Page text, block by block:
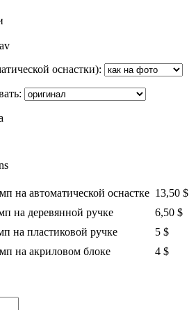
оснастки):
:
на автоматической оснастке 13,50 $
на деревянной ручке
6,50 $
на пластиковой ручке
5 $
на акриловом блоке
4 $